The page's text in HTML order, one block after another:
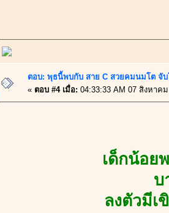
ตอบ: พุธนี้พบกับ สาย C สวยคมนมโต จั
« ตอบ #4 เมื่อ: 04:33:33 AM 07 สิงหาค
เด็กน้อย
บ
ลงตัวมีเ